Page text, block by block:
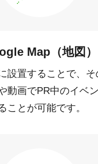
Map（地図）
設置することで、そ
動画でPR中のイベ
ことが可能です。